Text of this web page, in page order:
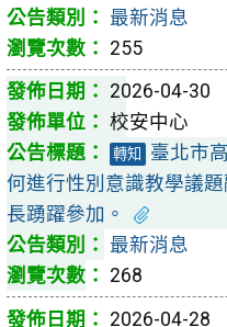
最新消息
255
2026-04-30
校安中心
轉知
臺北市
何進行性別意識教學議
長踴躍參加。
最新消息
268
2026-04-28